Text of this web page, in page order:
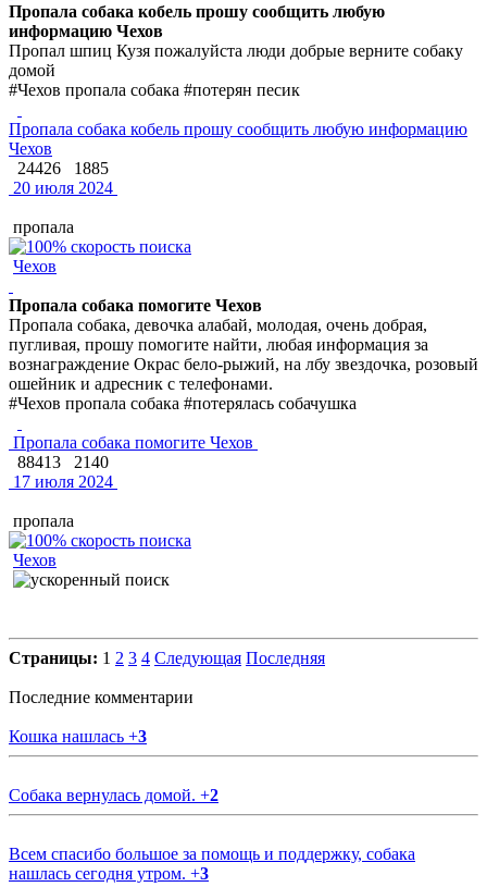
Пропала собака кобель прошу сообщить любую
информацию Чехов
Пропал шпиц Кузя пожалуйста люди добрые верните собаку
домой
#Чехов пропала собака #потерян песик
Пропала собака кобель прошу сообщить любую информацию
Чехов
24426
1885
20 июля 2024
пропала
Чехов
Пропала собака помогите Чехов
Пропала собака, девочка алабай, молодая, очень добрая,
пугливая, прошу помогите найти, любая информация за
вознаграждение Окрас бело-рыжий, на лбу звездочка, розовый
ошейник и адресник с телефонами.
#Чехов пропала собака #потерялась собачушка
Пропала собака помогите Чехов
88413
2140
17 июля 2024
пропала
Чехов
Страницы: 1 2 3 4 Следующая Последняя
Последние комментарии
Кошка нашлась +3
Собака вернулась домой. +2
Всем спасибо большое за помощь и поддержку, собака
нашлась сегодня утром. +3